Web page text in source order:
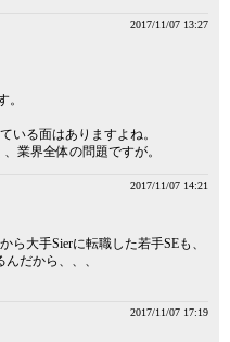
2017/11/07 13:27
。
いる面はありますよね。
業界全体の問題ですが。
2017/11/07 14:21
大手Sierに転職した若手SEも、
だから、、、
2017/11/07 17:19